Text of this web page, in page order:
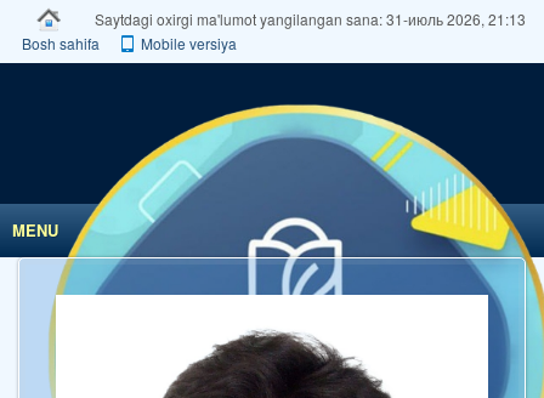
Saytdagi oxirgi ma'lumot yangilangan sana: 31-июль 2026, 21:13
Bosh sahifa
Mobile versiya
MENU